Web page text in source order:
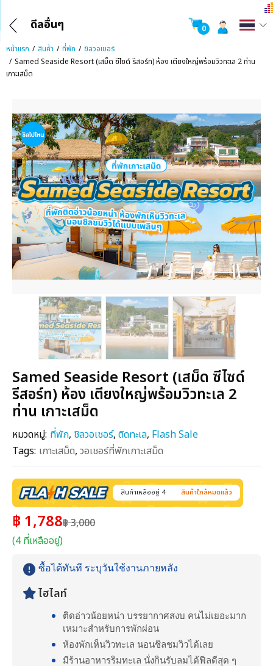
ดีลอื่นๆ
0
หน้าแรก
สินค้า ที่พัก
ชิลวอเชอร์
Samed Seaside Resort (เสม็ด ซีไซด์ รีสอร์ท) ห้อง เตียงใหญ่พร้อมวิวทะเล 2 ท่าน
เกาะเสม็ด
Samed Seaside Resort (เสม็ด ซีไซด์
รีสอร์ท) ห้อง เตียงใหญ่พร้อมวิวทะเล 2
ท่าน เกาะเสม็ด
หมวดหมู่: ที่พัก, ชิลวอเชอร์, ติดทะเล, Flash Sale
Tags: เกาะเสม็ด, วอเชอร์ที่พักเกาะเสม็ด
สินค้าเหลืออยู่ 4 สินค้าใกล้หมดแล้ว
฿ 1,788฿ 3,000
(4 ที่เหลืออยู่)
ซื้อได้ทันที ระบุวันใช้งานภายหลัง
ไฮไลท์
ติดอ่าวน้อยหน่า บรรยากาศสงบ คนไม่เยอะมาก
เหมาะสำหรับการพักผ่อน
ห้องพักเห็นวิวทะเล นอนชิลชมวิวได้เลย
มีร้านอาหารริมทะเล นั่งกินรับลมได้ฟีลดีสุด ๆ